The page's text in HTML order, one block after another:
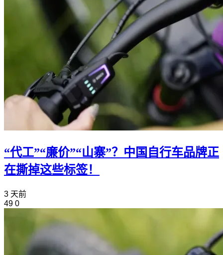
“代工”“廉价”“山寨”？中国自行车品牌正
在撕掉这些标签！
3 天前
49 0